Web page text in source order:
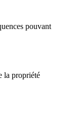
pouvant
la propriété